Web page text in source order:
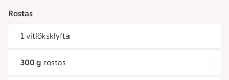
Rostas
1 vitlöksklyfta
300 g rostas